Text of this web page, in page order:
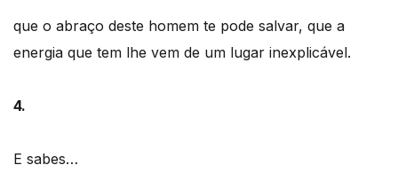
que o abraço deste homem te pode salvar, que a
energia que tem lhe vem de um lugar inexplicável.
4.
E sabes…